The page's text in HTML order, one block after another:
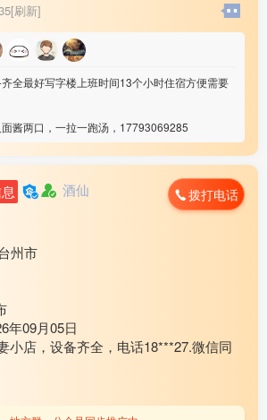
刷新]
全最好写字楼上班时间13个小时住宿方便需要
酱两口，一拉一跑汤，17793069285
酒仙 拨打电话
州市
年09月05日
小店，设备齐全，电话18***27.微信同